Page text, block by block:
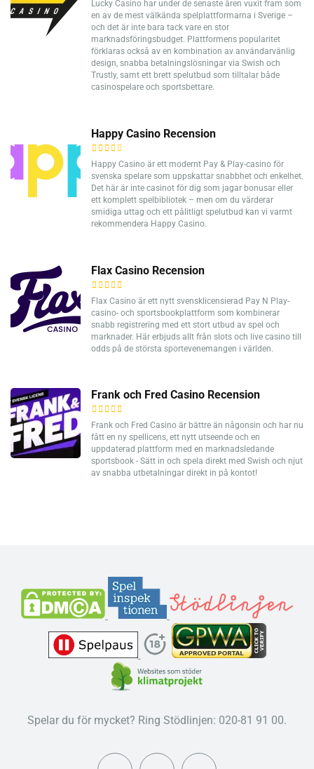
Lucky Casino har under de senaste åren vuxit fram som
en av de mest välkända spelplattformarna i Sverige –
och det är inte bara tack vare en stor
marknadsföringsbudget. Plattformens popularitet
förklaras också av en kombination av användarvänlig
design, snabba betalningslösningar via Swish och
Trustly, samt ett brett spelutbud som tilltalar både
casinospelare och sportsbettare.
Happy Casino Recension
Happy Casino är ett modernt Pay & Play-casino för
svenska spelare som uppskattar snabbhet och enkelhet.
Det här är inte casinot för dig som jagar bonusar eller
ett komplett spelbibliotek – men om du värderar
smidiga uttag och ett pålitligt spelutbud kan vi varmt
rekommendera Happy Casino.
Flax Casino Recension
Flax Casino är ett nytt svensklicensierad Pay N Play-
casino- och sportsbookplattform som kombinerar
snabb registrering med ett stort utbud av spel och
marknader. Här erbjuds allt från slots och live casino till
odds på de största sportevenemangen i världen.
Frank och Fred Casino Recension
Frank och Fred Casino är bättre än någonsin och har nu
fått en ny spellicens, ett nytt utseende och en
uppdaterad plattform med en marknadsledande
sportsbook - Sätt in och spela direkt med Swish och njut
av snabba utbetalningar direkt in på kontot!
Spelar du för mycket? Ring Stödlinjen: 020-81 91 00.